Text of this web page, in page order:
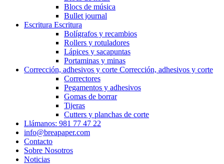
Blocs de música
Bullet journal
Escritura Escritura
Bolígrafos y recambios
Rollers y rotuladores
Lápices y sacapuntas
Portaminas y minas
Corrección, adhesivos y corte Corrección, adhesivos y corte
Correctores
Pegamentos y adhesivos
Gomas de borrar
Tijeras
Cutters y planchas de corte
Llámanos: 981 77 47 22
info@breapaper.com
Contacto
Sobre Nosotros
Noticias